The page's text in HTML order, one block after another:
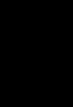
s.r.o. bude s